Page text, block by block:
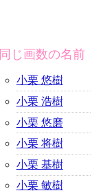
同じ画数の名前
小栗 悠樹
小栗 浩樹
小栗 悠磨
小栗 将樹
小栗 基樹
小栗 敏樹